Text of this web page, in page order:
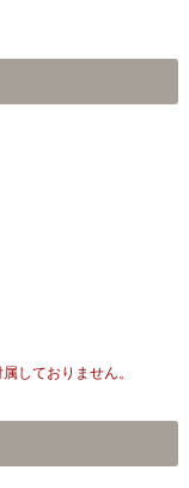
しておりません。